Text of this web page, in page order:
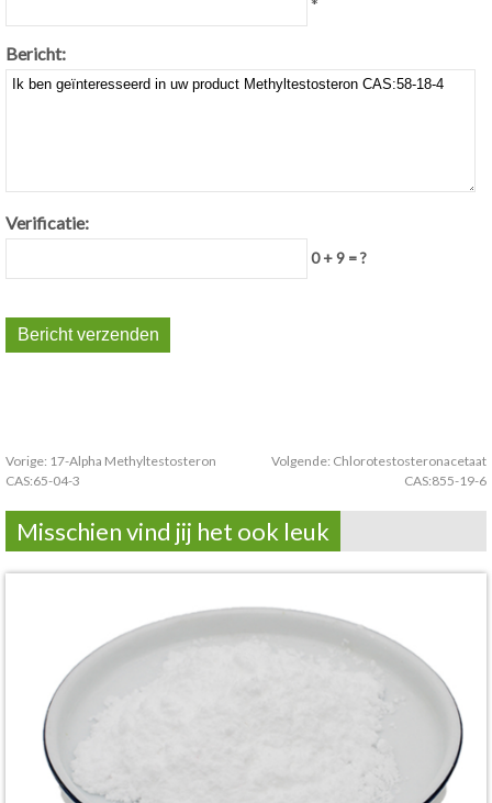
*
Bericht:
Verificatie:
0 + 9 = ?
Vorige: 17-Alpha Methyltestosteron
CAS:65-04-3
Volgende: Chlorotestosteronacetaat
CAS:855-19-6
Misschien vind jij het ook leuk